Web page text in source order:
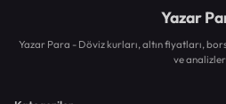
Yazar
Yazar Para - Döviz kurları, altın fiyatları,
ve analizler